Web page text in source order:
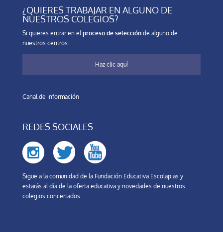
¿QUIERES TRABAJAR EN ALGUNO DE
NUESTROS COLEGIOS?
Si quieres entrar en elproceso de selecciónde alguno de
nuestros centros:
Haz clic aquí
Canal de información
REDES SOCIALES
Sigue a la comunidad de la Fundación Educativa Escolapias y
estarás al día de la oferta educativa y novedades de nuestros
colegios concertados.